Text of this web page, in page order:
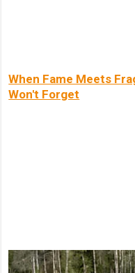
When Fame Meets
Won't Forget